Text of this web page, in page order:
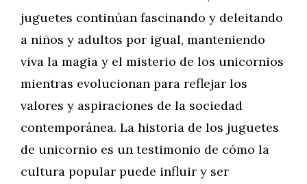
juguetes continúan fascinando y deleitando
a niños y adultos por igual, manteniendo
viva la magia y el misterio de los unicornios
mientras evolucionan para reflejar los
valores y aspiraciones de la sociedad
contemporánea. La historia de los juguetes
de unicornio es un testimonio de cómo la
cultura popular puede influir y ser